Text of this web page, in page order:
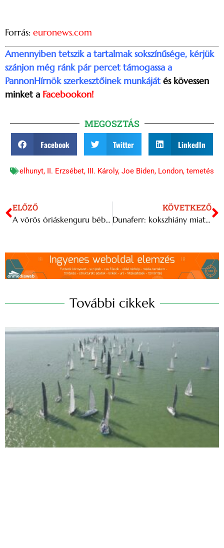
Forrás: euronews.com
Amennyiben tetszik a tartalmak sokszínűsége, kérjük
szánjon még ránk pár percet támogassa a
PannonHírnök szerkesztőinek munkájátés kövessen
minket a Facebookon!
MEGOSZTÁS
Facebook Twitter LinkedIn
elhunyt, II. Erzsébet, III. Károly, Joe Biden, London, temetés
ELŐZŐ
A vörös óriáskenguru bébijei már láthatóak
KÖVETKEZŐ
Dunaferr: kokszhiány miatt leálltak a nagyolvasztók, ami a teljes gyár leállásához vezethet
További cikkek